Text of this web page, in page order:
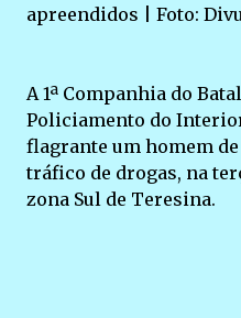
apreendidos | Foto:
A 1ª Companhia do
Policiamento do
flagrante um homem
tráfico de drogas, na
zona Sul de Teresina.